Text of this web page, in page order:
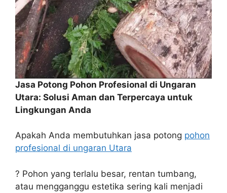
Jasa Potong Pohon Profesional di Ungaran
Utara: Solusi Aman dan Terpercaya untuk
Lingkungan Anda
Apakah Anda membutuhkan jasa potong pohon
profesional di ungaran Utara
? Pohon yang terlalu besar, rentan tumbang,
atau mengganggu estetika sering kali menjadi